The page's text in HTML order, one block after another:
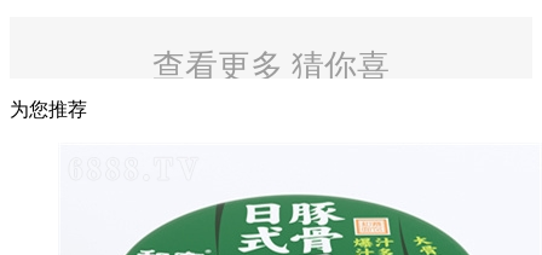
查看更多 猜你喜
为您推荐